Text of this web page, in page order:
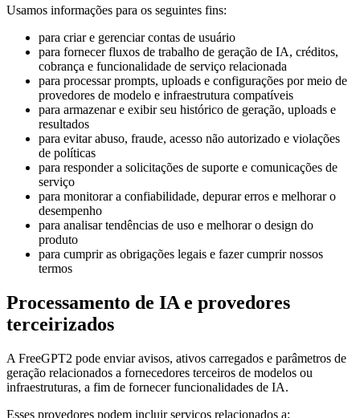
Usamos informações para os seguintes fins:
para criar e gerenciar contas de usuário
para fornecer fluxos de trabalho de geração de IA, créditos,
cobrança e funcionalidade de serviço relacionada
para processar prompts, uploads e configurações por meio de
provedores de modelo e infraestrutura compatíveis
para armazenar e exibir seu histórico de geração, uploads e
resultados
para evitar abuso, fraude, acesso não autorizado e violações
de políticas
para responder a solicitações de suporte e comunicações de
serviço
para monitorar a confiabilidade, depurar erros e melhorar o
desempenho
para analisar tendências de uso e melhorar o design do
produto
para cumprir as obrigações legais e fazer cumprir nossos
termos
Processamento de IA e provedores
terceirizados
A FreeGPT2 pode enviar avisos, ativos carregados e parâmetros de
geração relacionados a fornecedores terceiros de modelos ou
infraestruturas, a fim de fornecer funcionalidades de IA.
Esses provedores podem incluir serviços relacionados a: